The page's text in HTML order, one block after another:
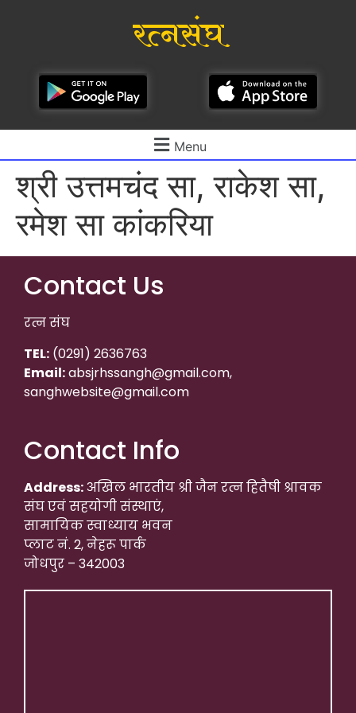
रत्नसंघ
Menu
श्री उत्तमचंद सा, राकेश सा,
रमेश सा कांकरिया
Contact Us
रत्न संघ
TEL: (0291) 2636763
Email:absjrhssangh@gmail.com,
sanghwebsite@gmail.com
Contact Info
Address:अखिल भारतीय श्री जैन रत्न हितैषी श्रावक
संघ एवं सहयोगी संस्थाएं,
सामायिक स्वाध्याय भवन
प्लाट नं. 2, नेहरू पार्क
जोधपुर – 342003